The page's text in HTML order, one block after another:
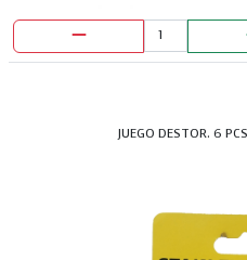
JUEGO DESTOR. 6